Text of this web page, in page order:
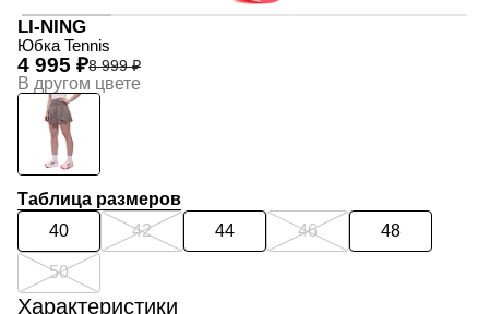
LI-NING
Юбка Tennis
8 999 ₽
4 995 ₽
В другом цвете
Таблица размеров
40
42 44 46 48
50
Характеристики